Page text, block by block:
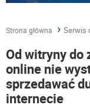
Strona główna Serwis
Od witryny do
online nie
sprzedawać
internecie